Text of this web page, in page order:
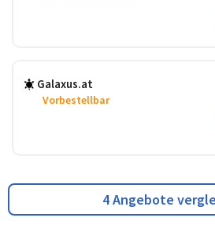
Galaxus.at
Vorbestellbar
4 Angebote